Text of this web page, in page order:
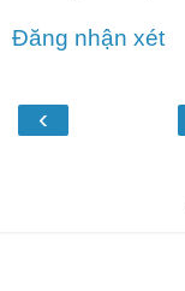
Đăng nhận xét
‹